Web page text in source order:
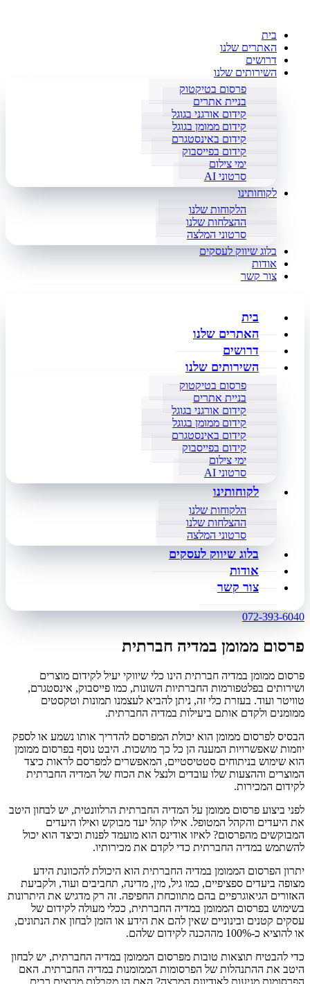
בית
האתרים שלנו
דרושים
השירותים שלנו
פרסום בטיקטוק
בניית אתרים
קידום אורגני בגוגל
קידום ממומן בגוגל
קידום באינסטגרם
קידום בפייסבוק
ימי צילום
סרטוני AI
לקוחותינו
הלקוחות שלנו
ההצלחות שלנו
סרטוני המלצה
בלוג שיווק לעסקים
אודות
צור קשר
בית
האתרים שלנו
דרושים
השירותים שלנו
פרסום בטיקטוק
בניית אתרים
קידום אורגני בגוגל
קידום ממומן בגוגל
קידום באינסטגרם
קידום בפייסבוק
ימי צילום
סרטוני AI
לקוחותינו
הלקוחות שלנו
ההצלחות שלנו
סרטוני המלצה
בלוג שיווק לעסקים
אודות
צור קשר
072-393-6040
פרסום ממומן במדיה חברתית
פרסום ממומן במדיה חברתית הינו כלי שיווקי יעיל לקידום מוצרים
ושירותים בפלטפורמות החברתיות השונות, כמו פייסבוק, אינסטגרם,
טוויטר ועוד. בעזרת כלי זה, ניתן להביא לעצמנו תמונות וטקסטים
ממומנים ולקדם אותם ביעילות במדיה החברתית.
הבסיס לפרסום ממומן הוא יכולת המפרסם להדריך אותו נשמע או לספק
יוזמות שאפשרויות המענה הן כל כך מושכות. היבט נוסף בפרסום ממומן
הוא שימוש בניתוחים סטטיסטיים, המאפשרים למפרסם לראות כיצד
המוצרים וההצעות שלו עובדים ולנצל את הכוח של המדיה החברתית
לקידום המכירות.
לפני ביצוע פרסום ממומן על המדיה החברתית הרלוונטית, יש לבחון היטב
את היעדים והקהל המטופל. אילו קהל יעד מבוקש ואילו היעדים
המבוקשים מהפרסום? לאיזו אודינס הוא מועמד לפנות וכיצד הוא יכול
להשתמש במדיה החברתית כדי לקדם את מכירותיו.
יתרון הפרסום הממומן במדיה החברתית הוא היכולת להכוונת הידע
מצופה ביעדים ספציפיים, כמו גיל, מין, מדינה, תחביבים ועוד, ולקביעת
האזורים הגיאוגרפיים בהם מתווכחת החפיפה. זה רק מדגיש את היתרונות
בשימוש בפרסום הממומן במדיה החברתית, ככלי מעולה לקידום של
עסקים קטנים ובינוניים שאין להם את הידע או הזמן לבחון את הנתונים,
או להוציא כ-100% מההכנה לקידום שלהם.
כדי להבטיח תוצאות טובות מפרסום הממומן במדיה החברתית, יש לבחון
היטב את ההתנהלות של הפרסומות הממומנות במדיה החברתית. האם
הפרסומות מגיעות לאודיונס המרצה? האם הן מקבלות מרוצים רבים